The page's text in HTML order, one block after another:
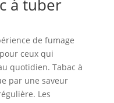
à tuber
de fumage
ceux qui
quotidien. Tabac à
par une saveur
Les